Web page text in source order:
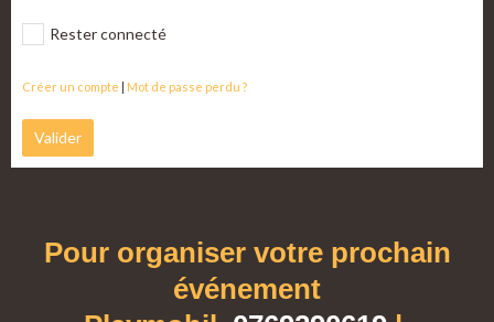
Rester connecté
Créer un compte Mot de passe perdu ?
Valider
Pour organiser votre prochain
événement